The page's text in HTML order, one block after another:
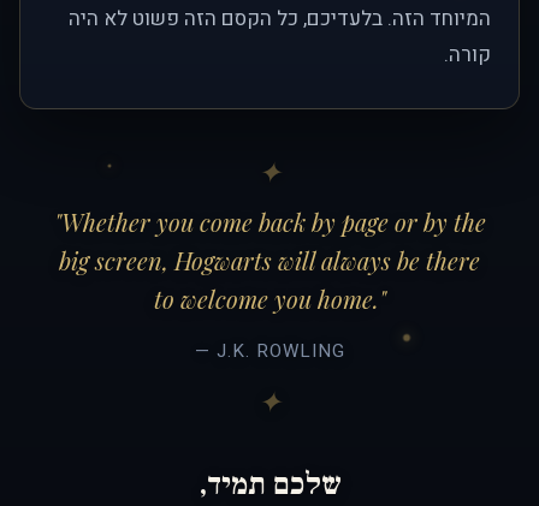
המיוחד הזה. בלעדיכם, כל הקסם הזה פשוט לא היה
קורה.
"Whether you come back by page or by the
big screen, Hogwarts will always be there
to welcome you home."
— J.K. ROWLING
שלכם תמיד,